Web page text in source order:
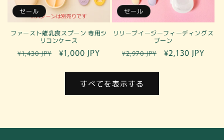
セール
ファースト離乳食スプーン 専用シ
リコンケース
通
¥1,430 JPY
セ
¥1,000 JPY
セール
リリーブイージーフィーディングス
プーン
通
格
¥2,970 JPY
セ
¥2,130 JPY
すべてを表示する